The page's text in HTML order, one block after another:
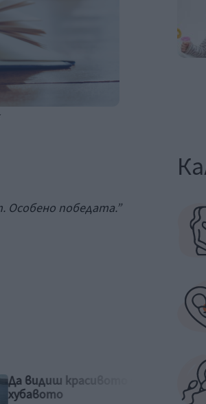
Особено победата.”
Идилия и релакс за
семейството на Башар